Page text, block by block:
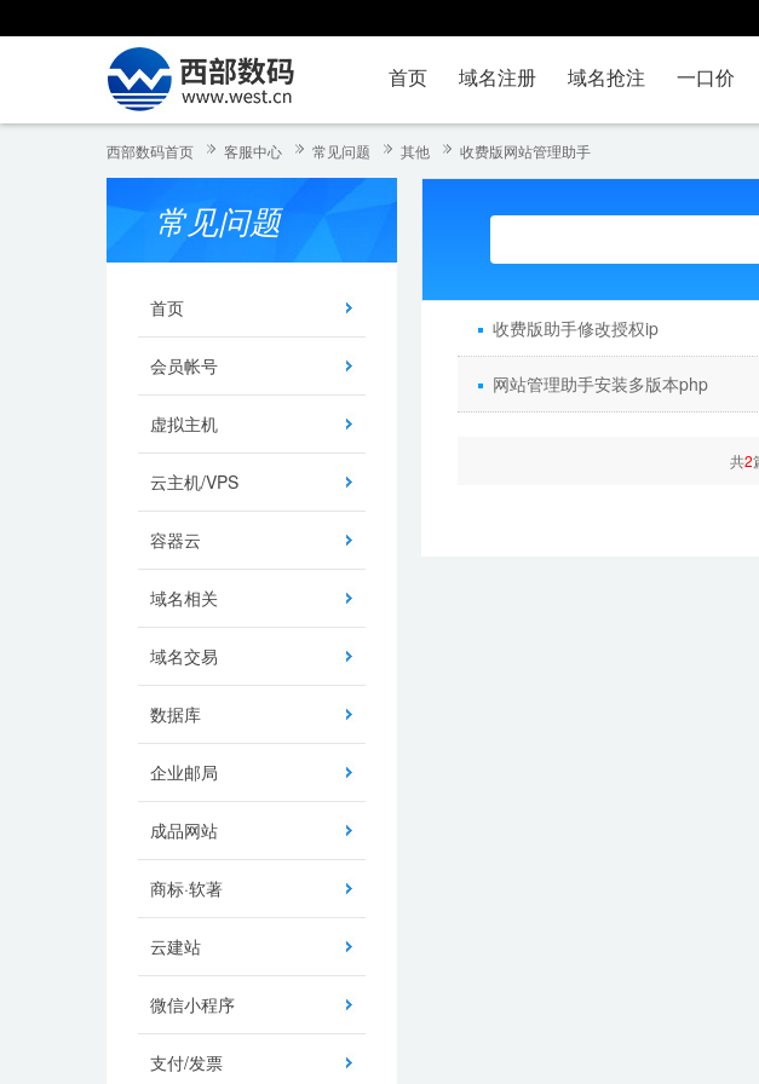
首页 域名注册 域名抢注 一口价
西部数码首页 客服中心 常见问题 其他 收费版网站管理助手
常见问题
首页
会员帐号
虚拟主机
云主机/VPS
容器云
域名相关
域名交易
数据库
企业邮局
成品网站
商标·软著
云建站
微信小程序
支付/发票
收费版助手修改授权ip
网站管理助手安装多版本php
共2